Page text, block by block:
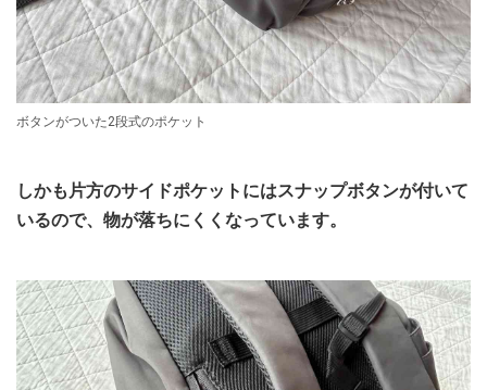
ボタンがついた2段式のポケット
しかも片方のサイドポケットにはスナップボタンが付いて
いるので、物が落ちにくくなっています。